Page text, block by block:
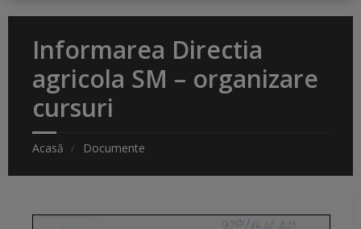
Informarea Directia
agricola SM – organizare
cursuri
Acasă Documente